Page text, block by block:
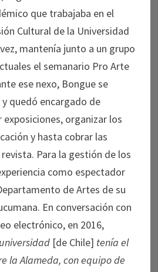
que trabajaba en el
Cultural de la Universidad
mantenía junto a un grupo
el semanario Pro Arte
ese nexo, Bongue se
quedó encargado de
organizar los
y hasta cobrar las
Para la gestión de los
como espectador
de Artes de su
En conversación con
electrónico, en 2016,
[de Chile] tenía el
la Alameda, con equipo de